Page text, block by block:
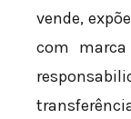
vende,
com